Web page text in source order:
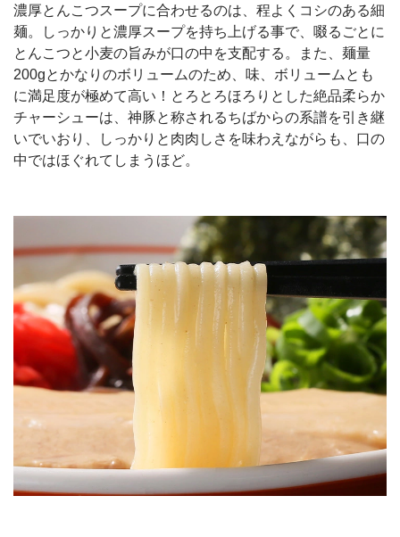
濃厚とんこつスープに合わせるのは、程よくコシのある細
麺。しっかりと濃厚スープを持ち上げる事で、啜るごとに
とんこつと小麦の旨みが口の中を支配する。また、麺量
200gとかなりのボリュームのため、味、ボリュームとも
に満足度が極めて高い！とろとろほろりとした絶品柔らか
チャーシューは、神豚と称されるちばからの系譜を引き継
いでいおり、しっかりと肉肉しさを味わえながらも、口の
中ではほぐれてしまうほど。